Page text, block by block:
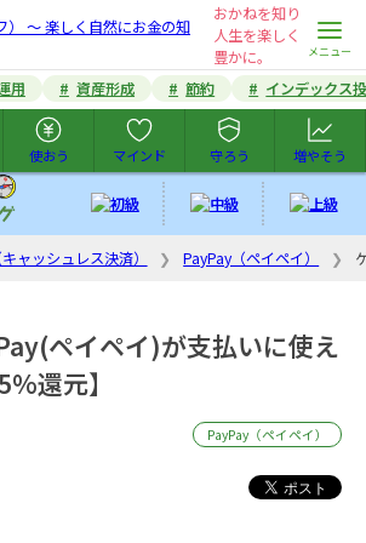
おかねを知り
人生を楽しく未来を
豊かに。
用 資産形成 節約 インデックス
使おう マインド 守ろう 増やそう
ャッシュレス決済） PayPay（ペイペイ）
ペイペイ)が支払いに使え
還元】
PayPay（ペイペイ）